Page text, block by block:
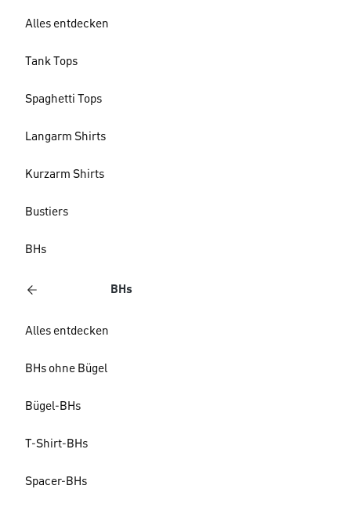
Alles entdecken
Tank Tops
Spaghetti Tops
Langarm Shirts
Kurzarm Shirts
Bustiers
BHs
BHs
Alles entdecken
BHs ohne Bügel
Bügel-BHs
T-Shirt-BHs
Spacer-BHs